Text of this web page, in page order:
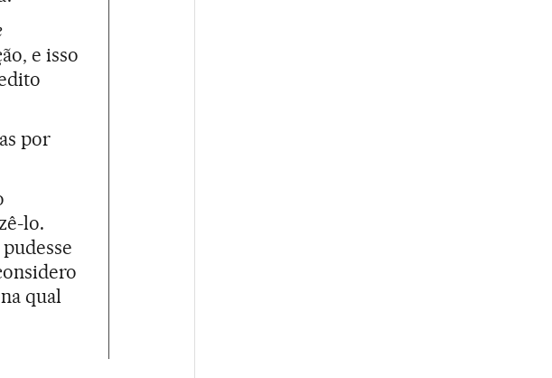
e isso
por
lo.
qual